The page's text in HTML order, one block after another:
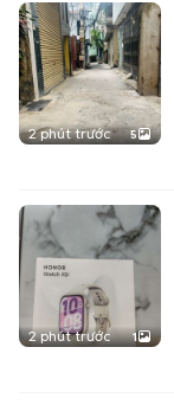
2 phút trước 5
2 phút trước 1